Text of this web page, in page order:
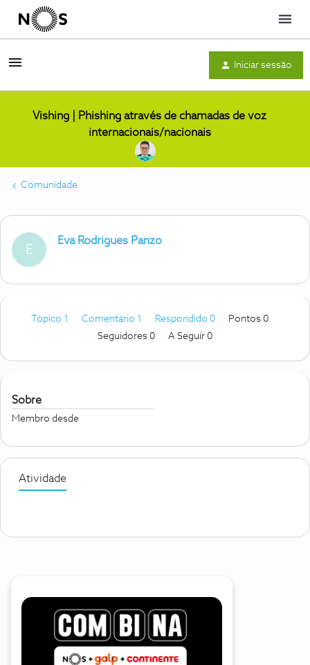
Menu
Iniciar sessão
Vishing | Phishing através de chamadas de voz
internacionais/nacionais
Comunidade
E
Eva Rodrigues Panzo
Tópico 1 Comentário 1 Respondido 0
Pontos 0
Seguidores 0 A Seguir 0
Sobre
Membro desde
Atividade